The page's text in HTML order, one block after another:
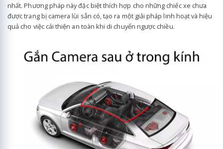
nhất. Phương pháp này đặc biệt thích hợp cho những chiếc xe chưa
được trang bị camera lùi sẵn có, tạo ra một giải pháp linh hoạt và hiệu
quả cho việc cải thiện an toàn khi di chuyển ngược chiều.